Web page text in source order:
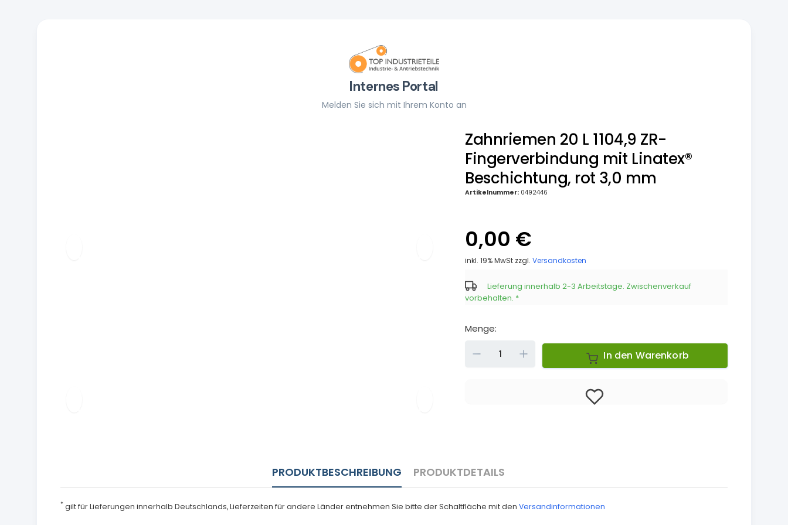
Internes Portal
Melden Sie sich mit Ihrem Konto an
Zahnriemen 20 L 1104,9 ZR-
Fingerverbindung mit Linatex®
Beschichtung, rot 3,0 mm
Artikelnummer: 0492446
0,00 €
inkl. 19% MwSt zzgl.Versandkosten
Lieferung innerhalb 2-3 Arbeitstage. Zwischenverkauf
vorbehalten. *
Menge:
Down In den Warenkorb
PRODUKTBESCHREIBUNG PRODUKTDETAILS
* gilt für Lieferungen innerhalb Deutschlands, Lieferzeiten für andere Länder entnehmen Sie bitte der Schaltfläche mit den Versandinformationen